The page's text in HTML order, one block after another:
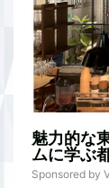
魅力的な
ムに学ぶ
Sponsored by